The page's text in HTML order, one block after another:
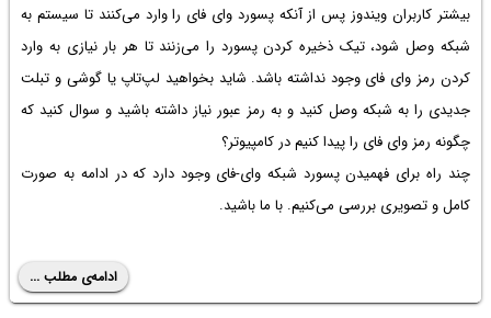
بیشتر کاربران ویندوز پس از آنکه پسورد وای فای را وارد می‌کنند تا سیستم به
شبکه وصل شود، تیک ذخیره کردن پسورد را می‌زنند تا هر بار نیازی به وارد
کردن رمز وای فای وجود نداشته باشد. شاید بخواهید لپ‌تاپ یا گوشی و تبلت
جدیدی را به شبکه وصل کنید و به رمز عبور نیاز داشته باشید و سوال کنید که
چگونه رمز وای فای را پیدا کنیم در کامپیوتر؟
چند راه برای فهمیدن پسورد شبکه وای-فای وجود دارد که در ادامه به صورت
کامل و تصویری بررسی می‌کنیم. با ما باشید.
ادامه‌ی مطلب ...